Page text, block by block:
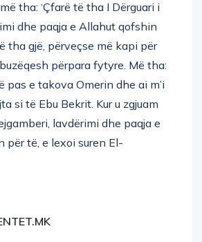
tha: ‘Çfarë të tha I Dërguari i
dhe paqja e Allahut qofshin
tha gjë, përveçse më kapi për
përpara fytyre. Më tha:
pas e takova Omerin dhe ai m’i
si të Ebu Bekrit. Kur u zgjuam
lavdërimi dhe paqja e
për të, e lexoi suren El-